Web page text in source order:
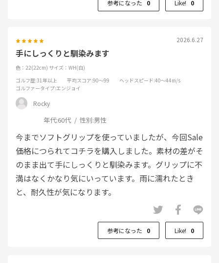
参考になった 0 Like! 0
2026.6.27
手にしっくりと馴染みます
色：22(22cm) サイズ：WH(白)
ゴルフ歴:31年以上 平均スコア:90～99 ヘッドスピード:40～44m/s
ゴルファータイプ:エンジョイ
Rocky
年代:60代 性別:男性
今までソフトグリップを使っていましたが、今回Sale
価格につられてコチラを購入しました。素材の差がそ
のまま出て手にしっくりと馴染みます。グリップに不
満はなくかなり気にいっています。雨に濡れたとき
と、耐久性が気になります。
参考になった 0 Like! 0